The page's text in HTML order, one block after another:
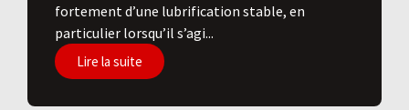
fortement d’une lubrification stable, en
particulier lorsqu’il s’agi...
Lire la suite